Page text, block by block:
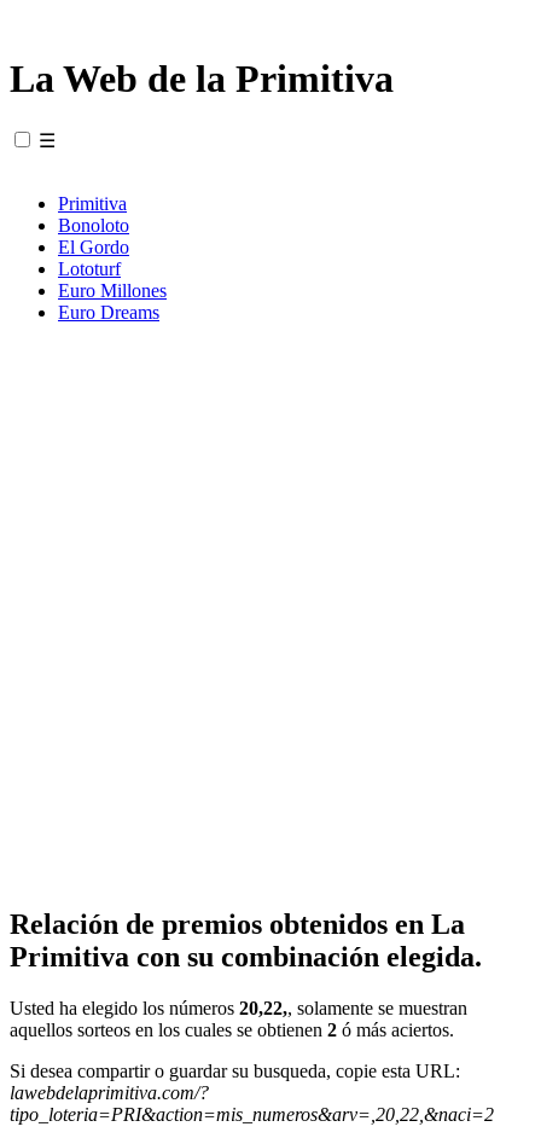
La Web de la Primitiva
☰
Primitiva
Bonoloto
El Gordo
Lototurf
Euro Millones
Euro Dreams
Relación de premios obtenidos en La
Primitiva con su combinación elegida.
Usted ha elegido los números 20,22,, solamente se muestran
aquellos sorteos en los cuales se obtienen 2 ó más aciertos.
Si desea compartir o guardar su busqueda, copie esta URL:
lawebdelaprimitiva.com/?
tipo_loteria=PRI&action=mis_numeros&arv=,20,22,&naci=2